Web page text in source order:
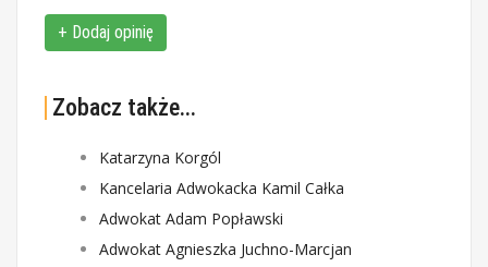
+ Dodaj opinię
Zobacz także...
Katarzyna Korgól
Kancelaria Adwokacka Kamil Całka
Adwokat Adam Popławski
Adwokat Agnieszka Juchno-Marcjan